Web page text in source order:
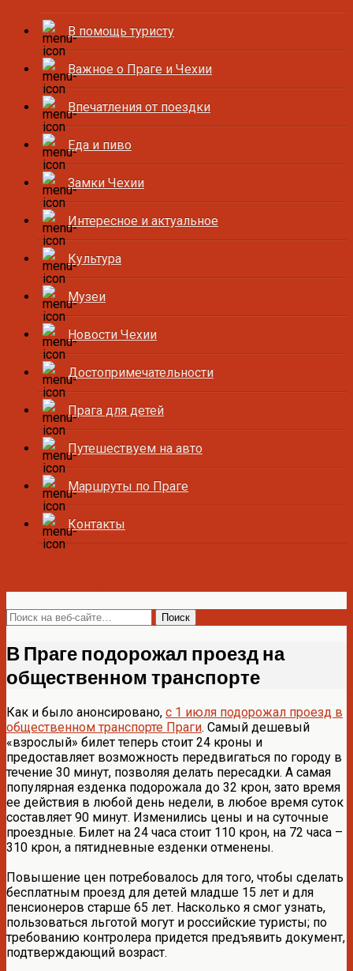
В помощь туристу
Важное о Праге и Чехии
Впечатления от поездки
Еда и пиво
Замки Чехии
Интересное и актуальное
Культура
Музеи
Новости Чехии
Достопримечательности
Прага для детей
Путешествуем на авто
Маршруты по Праге
Контакты
В Праге подорожал проезд на
общественном транспорте
Как и было анонсировано, с 1 июля подорожал проезд в
общественном транспорте Праги. Самый дешевый
«взрослый» билет теперь стоит 24 кроны и
предоставляет возможность передвигаться по городу в
течение 30 минут, позволяя делать пересадки. А самая
популярная езденка подорожала до 32 крон, зато время
ее действия в любой день недели, в любое время суток
составляет 90 минут. Изменились цены и на суточные
проездные. Билет на 24 часа стоит 110 крон, на 72 часа –
310 крон, а пятидневные езденки отменены.
Повышение цен потребовалось для того, чтобы сделать
бесплатным проезд для детей младше 15 лет и для
пенсионеров старше 65 лет. Насколько я смог узнать,
пользоваться льготой могут и российские туристы; по
требованию контролера придется предъявить документ,
подтверждающий возраст.